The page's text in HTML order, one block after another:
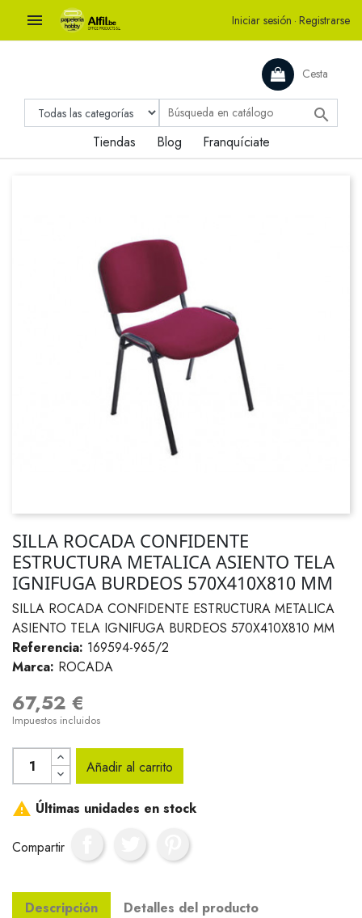
 Iniciar sesión · Registrarse
Cesta

Tiendas Blog Franquíciate
SILLA ROCADA CONFIDENTE
ESTRUCTURA METALICA ASIENTO TELA
IGNIFUGA BURDEOS 570X410X810 MM
SILLA ROCADA CONFIDENTE ESTRUCTURA METALICA
ASIENTO TELA IGNIFUGA BURDEOS 570X410X810 MM
Referencia: 169594-965/2
Marca: ROCADA
67,52 €
Impuestos incluidos
Añadir al carrito
 Últimas unidades en stock
Compartir
Descripción Detalles del producto